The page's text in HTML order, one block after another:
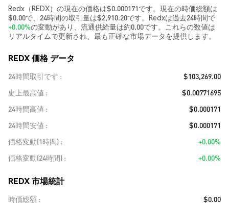
Redx（REDX）の現在の価格は$0.000171です。現在の時価総額は
$0.00で、24時間の取引量は$2,910.20です。Redxは過去24時間で
+0.00%の変動があり、流通供給量は約0.00です。これらの数値は
リアルタイムで更新され、最も正確な市場データを提供します。
REDX 価格 データ
24時間取引です
$103,269.00
史上最高値
$0.00771695
24時間高値
$0.000171
24時間安値
$0.000171
価格変動(1時間)
+0.00%
価格変動(24時間)
+0.00%
REDX 市場統計
時価総額
$0.00